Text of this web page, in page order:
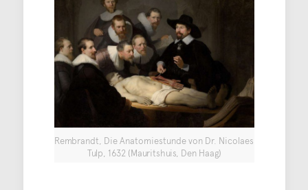
Rembrandt, Die Anatomiestunde von Dr. Nicolaes
Tulp, 1632 (Mauritshuis, Den Haag)